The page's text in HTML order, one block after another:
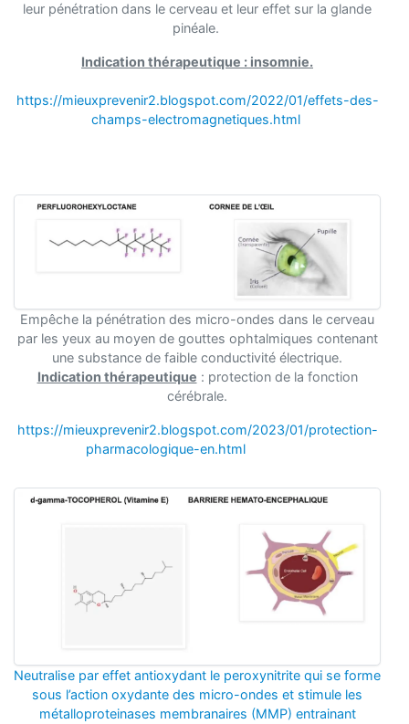
leur pénétration dans le cerveau et leur effet sur la glande
pinéale.
Indication thérapeutique : insomnie.
https://mieuxprevenir2.blogspot.com/2022/01/effets-des-
champs-electromagnetiques.html
Empêche la pénétration des micro-ondes dans le cerveau
par les yeux au moyen de gouttes ophtalmiques contenant
une substance de faible conductivité électrique.
Indication thérapeutique : protection de la fonction
cérébrale.
https://mieuxprevenir2.blogspot.com/2023/01/protection-
pharmacologique-en.html
Neutralise par effet antioxydant le peroxynitrite qui se forme
sous l’action oxydante des micro-ondes et stimule les
métalloproteinases membranaires (MMP) entrainant